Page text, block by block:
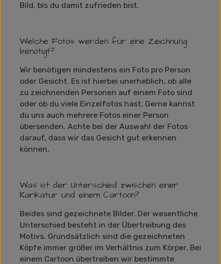
Bild, bis du damit zufrieden bist.
Welche Fotos werden für eine Zeichnung
benötigt?
Wir benötigen mindestens ein Foto pro Person
oder Gesicht. Es ist hierbei unerheblich, ob alle
zu zeichnenden Personen auf einem Foto sind
oder ob du viele Einzelfotos hast. Gerne kannst
du uns auch mehrere Fotos einer Person
übersenden. Achte bei der Auswahl der Fotos
darauf, dass wir das Gesicht gut erkennen
können.
Was ist der Unterschied zwischen einer
Karikatur und einem Cartoon?
Beides sind gezeichnete Bilder. Der wesentliche
Unterschied besteht in der Übertreibung des
Motivs. Grundsätzlich sind die gezeichneten
Köpfe immer größer im Verhältnis zum Körper. Bei
einem Cartoon übertreiben wir bestimmte